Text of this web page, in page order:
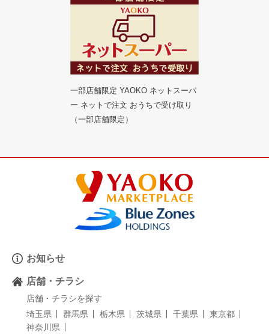
一部店舗限定 YAOKO ネットスーパ
ー ネットで注文 おうちで受け取り
（一部店舗限定）
お知らせ
店舗・チラシ
店舗・チラシを探す
埼玉県
群馬県 栃木県 茨城県 千葉県
東京都
神奈川県